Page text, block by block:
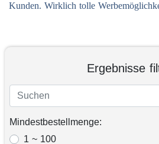
Kunden. Wirklich tolle
Ergebnisse
Mindestbestellmenge:
1 ~ 100